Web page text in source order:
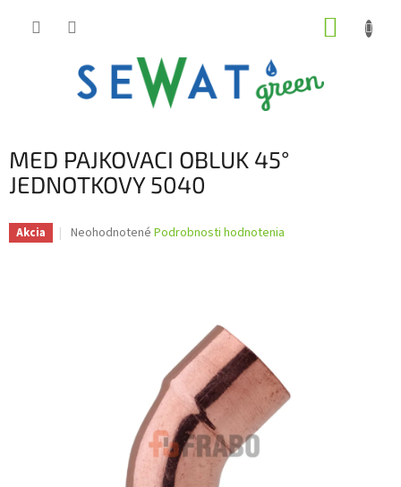
MED PAJKOVACI OBLUK 45°
JEDNOTKOVY 5040
Akcia
Priemerné
Neohodnotené Podrobnosti hodnotenia